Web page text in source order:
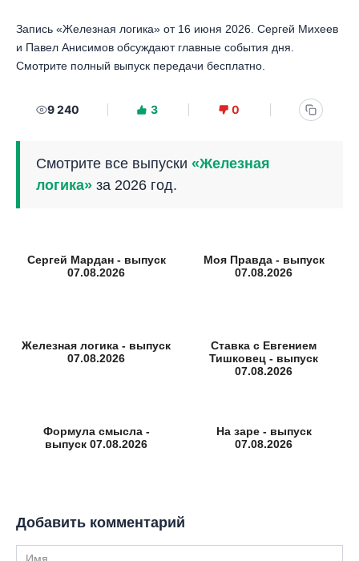
Запись «Железная логика» от 16 июня 2026. Сергей Михеев
и Павел Анисимов обсуждают главные события дня.
Смотрите полный выпуск передачи бесплатно.
9 240 3 0
Смотрите все выпуски «Железная
логика» за 2026 год.
Сергей Мардан - выпуск
07.08.2026
Моя Правда - выпуск
07.08.2026
Железная логика - выпуск
07.08.2026
Ставка с Евгением
Тишковец - выпуск
07.08.2026
Формула смысла -
выпуск 07.08.2026
На заре - выпуск
07.08.2026
Добавить комментарий
Имя